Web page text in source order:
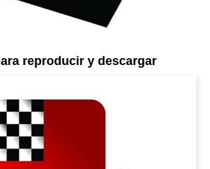
reproducir y descargar